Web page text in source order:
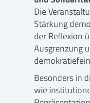
Die
Stärkung
der Reflexion
Ausgrenzung
Besonders in
wie